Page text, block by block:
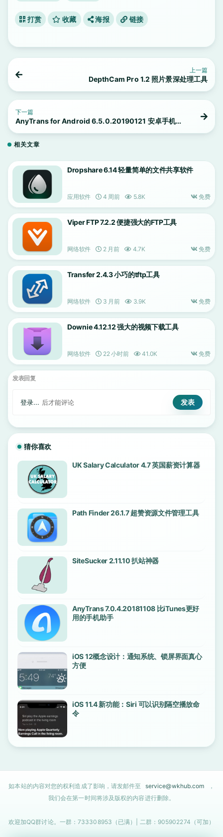
打赏 收藏 海报 链接
上一篇
DepthCam Pro 1.2 照片景深处理工具
下一篇
AnyTrans for Android 6.5.0.20190121 安卓手机数
相关文章
Dropshare 6.14 轻量简单的文件共享软件
应用软件 4 周前 5.8K 免费
Viper FTP 7.2.2 便捷强大的FTP工具
网络软件 2 月前 4.7K 免费
Transfer 2.4.3 小巧的tftp工具
网络软件 3 月前 3.9K 免费
Downie 4.12.12 强大的视频下载工具
网络软件 22 小时前 41.0K 免费
发表回复
登录... 后才能评论
猜你喜欢
UK Salary Calculator 4.7 英国薪资计算器
Path Finder 26.1.7 超赞资源文件管理工具
SiteSucker 2.11.10 扒站神器
AnyTrans 7.0.4.20181108 比iTunes更好
用的手机助手
iOS 12概念设计：通知系统、锁屏界面真心
方便
iOS 11.4 新功能：Siri 可以识别隔空播放命
令
如本站的内容对您的权利造成了影响，请发邮件至 service@wkhub.com
，
我们会在第一时间将涉及版权的内容进行删除。
欢迎加QQ群讨论。一群：733308953（已满）| 二群：905902274（可加）